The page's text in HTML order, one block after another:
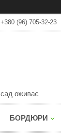
+380 (96) 705-32-23
оживає
БОРДЮРИ